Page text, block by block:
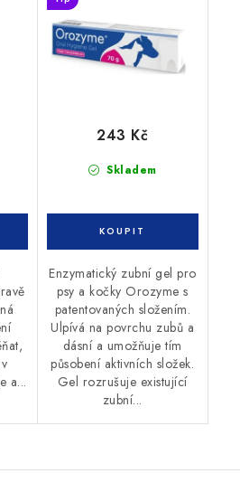
a...
Skladem
243 Kč
Enzymatický zubní gel pro
psy a kočky Orozyme s
patentovaných složením.
Ulpívá na povrchu zubů a
dásní a umožňuje tím
působení aktivních složek.
Gel rozrušuje existující
zubní...